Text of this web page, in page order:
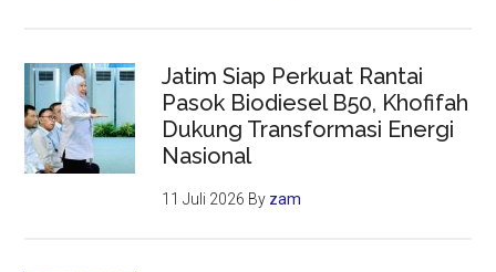
Jatim Siap Perkuat Rantai
Pasok Biodiesel B50, Khofifah
Dukung Transformasi Energi
Nasional
11 Juli 2026 By zam